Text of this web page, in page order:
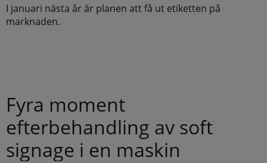
I januari nästa år är planen att få ut etiketten på
marknaden.
Fyra moment
efterbehandling av soft
signage i en maskin